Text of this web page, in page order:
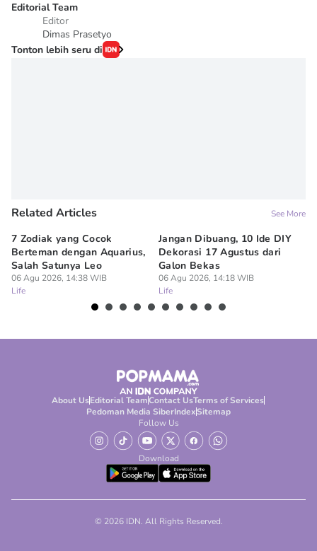
Editorial Team
Editor
Dimas Prasetyo
Tonton lebih seru di
Related Articles See More
7 Zodiak yang Cocok
Berteman dengan Aquarius,
Salah Satunya Leo
06 Agu 2026, 14:38 WIB
Life
Jangan Dibuang, 10 Ide DIY
Dekorasi 17 Agustus dari
Galon Bekas
06 Agu 2026, 14:18 WIB
Life
About UsEditorial TeamContact UsTerms of Services
Pedoman Media SiberIndexSitemap
Follow Us
Download
© 2026 IDN. All Rights Reserved.